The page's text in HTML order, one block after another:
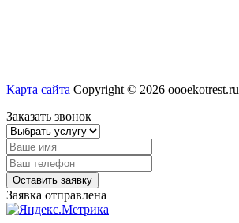
Карта сайта Copyright © 2026 oooekotrest.ru
Заказать звонок
Оставить заявку
Заявка отправлена